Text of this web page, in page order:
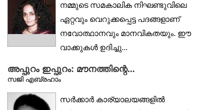
നമ്മുടെ സമകാലിക നിഘണ്ടുവിലെ
ഏറ്റവും വെറുക്കപ്പെട്ട പദങ്ങളാണ്
നവോത്ഥാനവും മാനവികതയും. ഈ
വാക്കുകൾ ഉദിച്ചു...
അപ്പുറം ഇപ്പുറം: മൗനത്തിന്റെ...
സജി എബ്രഹാം
സർക്കാർ കാര്യാലയങ്ങളിൽ